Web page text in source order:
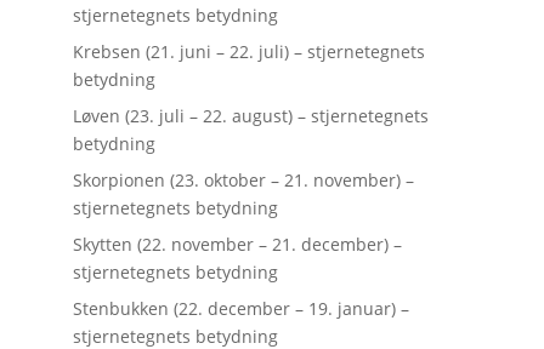
stjernetegnets betydning
Krebsen (21. juni – 22. juli) – stjernetegnets
betydning
Løven (23. juli – 22. august) – stjernetegnets
betydning
Skorpionen (23. oktober – 21. november) –
stjernetegnets betydning
Skytten (22. november – 21. december) –
stjernetegnets betydning
Stenbukken (22. december – 19. januar) –
stjernetegnets betydning